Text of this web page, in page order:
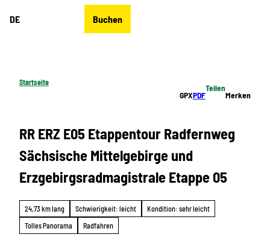
DE Buchen
Startseite
GPXPDF
Teilen
Merken
RR ERZ E05 Etappentour Radfernweg
Sächsische Mittelgebirge und
Erzgebirgsradmagistrale Etappe 05
24,73 km lang Schwierigkeit: leicht
Kondition: sehr leicht
Tolles Panorama
Radfahren